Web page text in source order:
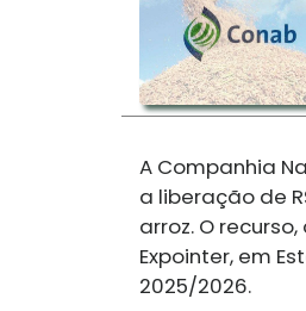
A Companhia
a liberação de
arroz. O
Expointer, em
2025/2026.